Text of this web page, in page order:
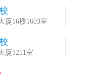
厦16楼1603室
厦1211室